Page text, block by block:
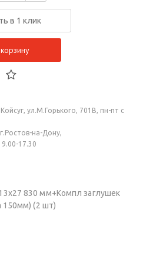
в 1 клик
ул.М.Горького, 701В, пн-пт с
на-Дону,
9.00-17.30
830 мм+Компл заглушек
150мм) (2 шт)